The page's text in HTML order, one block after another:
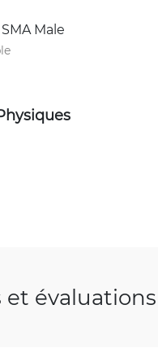
Male
et évaluations